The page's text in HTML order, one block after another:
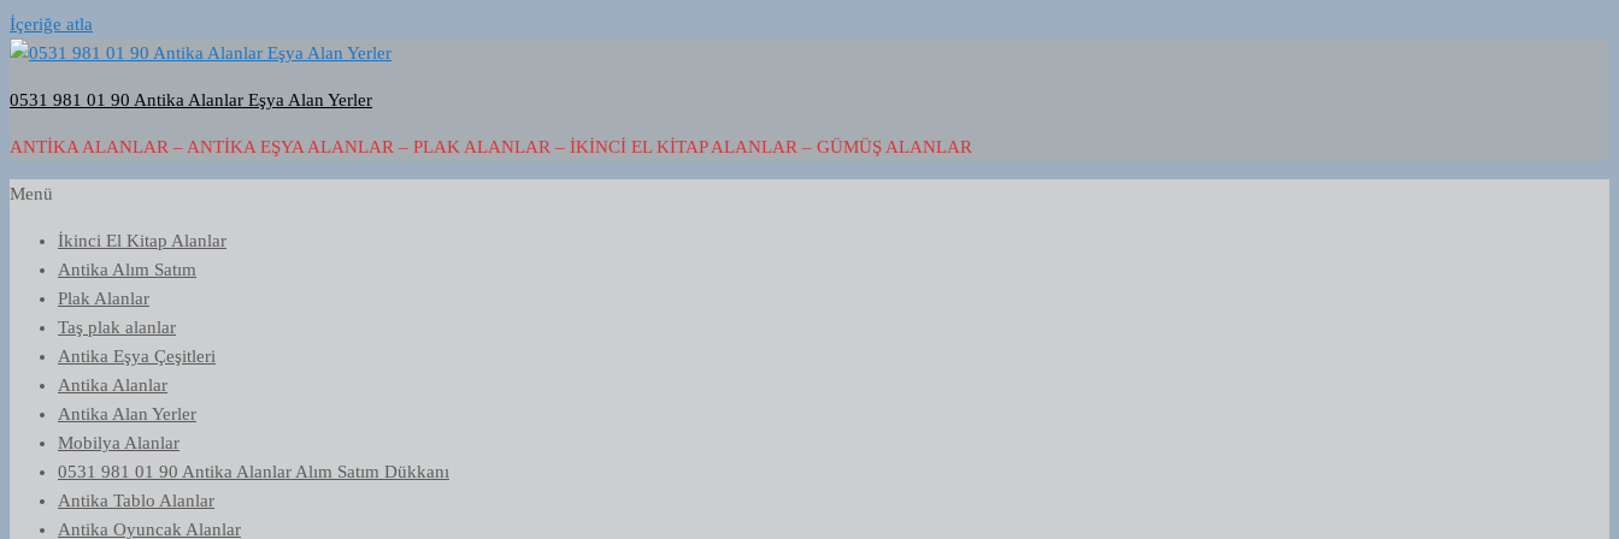
İçeriğe atla
0531 981 01 90 Antika Alanlar Eşya Alan Yerler
ANTIKA ALANLAR – ANTIKA EŞYA ALANLAR – PLAK ALANLAR – İKINCI EL KITAP ALANLAR – GÜMÜŞ ALANLAR
Menü
İkinci El Kitap Alanlar
Antika Alım Satım
Plak Alanlar
Taş plak alanlar
Antika Eşya Çeşitleri
Antika Alanlar
Antika Alan Yerler
Mobilya Alanlar
0531 981 01 90 Antika Alanlar Alım Satım Dükkanı
Antika Tablo Alanlar
Antika Oyuncak Alanlar